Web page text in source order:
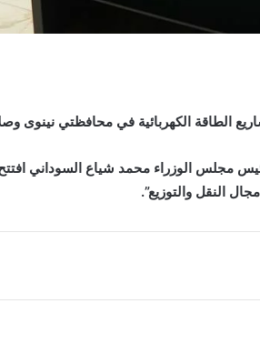
الطاقة الكهربائية في محافظتي نينوى
مجلس الوزراء محمد شياع السوداني
النقل والتوزيع”.